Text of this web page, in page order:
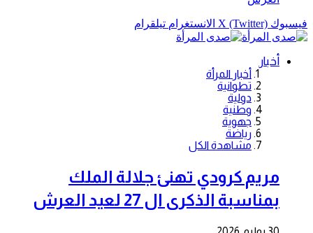
فيسبوك X (Twitter) الانستغرام تيلقرام
أخبار
أخبار المرأة
تطوانية
دولية
وطنية
جهوية
رياضة
مشاهدة الكل
مريم كرودي تهنئ جلالة الملك
بمناسبة الذكرى ال 27 لعيد العرش